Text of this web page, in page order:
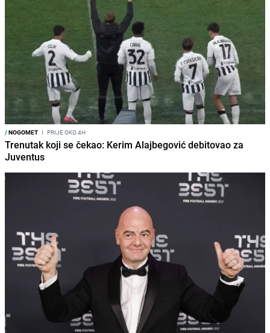
/NOGOMET I PRIJE OKO 4H
Trenutak koji se čekao: Kerim Alajbegović debitovao za
Juventus